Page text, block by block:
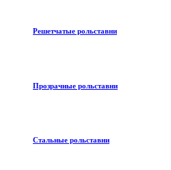
Решетчатые рольставни
Прозрачные рольставни
Стальные рольставни